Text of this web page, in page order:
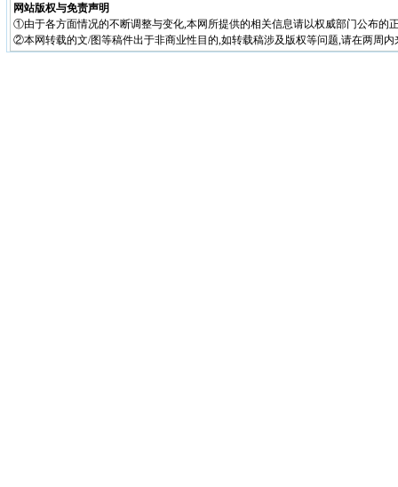
网站版权与免责声明
①由于各方面情况的不断调整与变化,本网所提供的相关信息请以权威部门公布的
②本网转载的文/图等稿件出于非商业性目的,如转载稿涉及版权等问题,请在两周内